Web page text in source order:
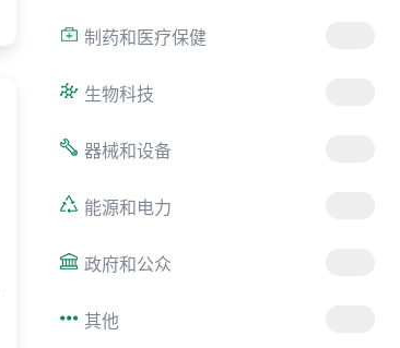
制药和医疗保健
生物科技
器械和设备
能源和电力
政府和公众
其他